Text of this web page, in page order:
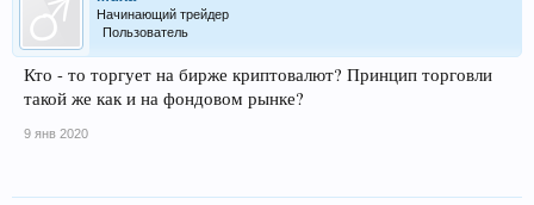
Начинающий трейдер
Пользователь
Кто - то торгует на бирже криптовалют? Принцип торговли
такой же как и на фондовом рынке?
9 янв 2020